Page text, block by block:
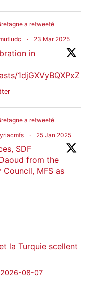
a retweeté
· 23 Mar 2025
in
1djGXVyBQXPxZ
a retweeté
· 25 Jan 2025
SDF
from the
MFS as
a retweeté
· 24 Jan 2025
la Turquie scellent
2026-08-07